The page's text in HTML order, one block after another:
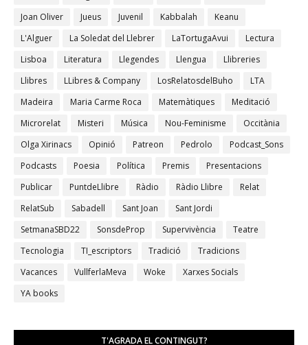
Joan Oliver
Jueus Juvenil Kabbalah
Keanu
L'Alguer
La Soledat del Llebrer LaTortugaAvui
Lectura
Lisboa
Literatura Llegendes Llengua
Llibreries
Llibres
LLibres & Company LosRelatosdelBuho
LTA
Madeira
Maria Carme Roca Matemàtiques
Meditació
Microrelat
Misteri Música Nou-Feminisme
Occitània
Olga Xirinacs
Opinió Patreon Pedrolo
Podcast_Sons
Podcasts
Poesia Política Premis
Presentacions
Publicar
PuntdeLlibre Ràdio Ràdio Llibre
Relat
RelatSub
Sabadell Sant Joan
Sant Jordi
SetmanaSBD22
SonsdeProp Supervivència
Teatre
Tecnologia
TI_escriptors Tradició
Tradicions
Vacances
VullferlaMeva Woke
Xarxes Socials
YA books
T'AGRADA EL CONTINGUT?